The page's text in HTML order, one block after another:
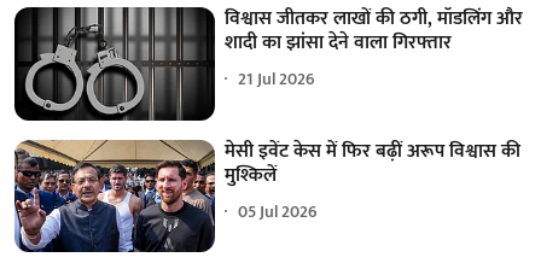
विश्वास जीतकर लाखों की ठगी, मॉडलिंग और
शादी का झांसा देने वाला गिरफ्तार
21 Jul 2026
मेसी इवेंट केस में फिर बढ़ीं अरूप विश्वास की
मुश्किलें
05 Jul 2026